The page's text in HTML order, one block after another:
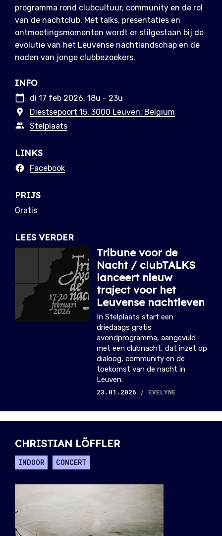
programma rond clubcultuur, community en de rol
van de nachtclub. Met talks, presentaties en
ontmoetingsmomenten wordt er stilgestaan bij de
evolutie van het Leuvense nachtlandschap en de
noden van jonge clubbezoekers.
INFO
di 17 feb 2026, 18u - 23u
Diestsepoort 15, 3000 Leuven, Belgium
Stelplaats
LINKS
Facebook
PRIJS
Gratis
LEES VERDER
Tribune voor de
Nacht / clubTALKS
lanceert nieuw
traject voor het
Leuvense nachtleven
In Stelplaats start een
driedaags gratis
avondprogramma, aangevuld
met een clubnacht, dat inzet op
dialoog, community en de
toekomst van de nacht in
Leuven.
23.01.2026
/ EVELYNE
CHRISTIAN LÖFFLER
INDOOR CONCERT